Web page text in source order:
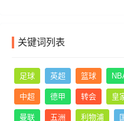
关键词列表
足球 英超 篮球
中超 德甲 转会 皇
曼联 五洲 利物浦